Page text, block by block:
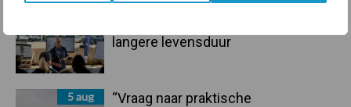
langere levensduur
5 aug
“Vraag naar praktische